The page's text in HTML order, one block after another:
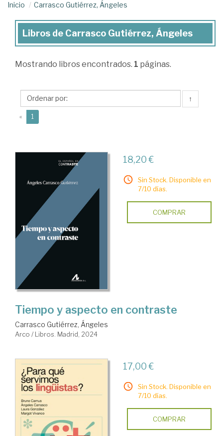
Inicio Carrasco Gutiérrez, Ángeles
Libros
Carrasco
Ángeles
Libros de Carrasco Gutiérrez, Ángeles
Mostrando libros encontrados. 1 páginas.
↑
« 1
18,20 €
Sin Stock. Disponible en
7/10 días.
COMPRAR
Tiempo y aspecto en contraste
Carrasco Gutiérrez, Ángeles
Arco / Libros. Madrid, 2024
17,00 €
Sin Stock. Disponible en
7/10 días.
COMPRAR